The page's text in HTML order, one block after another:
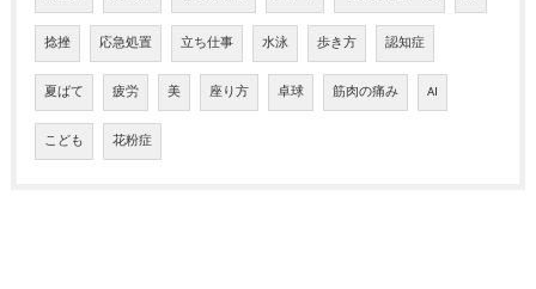
捻挫 応急処置 立ち仕事 水泳 歩き方 認知症
夏ばて 疲労 美 座り方 卓球 筋肉の痛み AI
こども 花粉症